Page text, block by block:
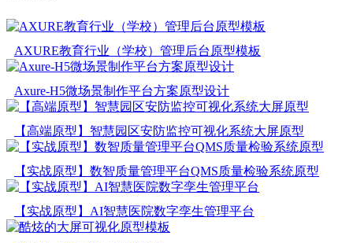
AXURE教育行业（学校）管理后台原型模板
Axure-H5微场景制作平台方案原型设计
【高端原型】智慧园区安防监控可视化系统大屏原型
【实战原型】数智质量管理平台QMS质量检验系统原型
【实战原型】AI智慧医院数字孪生管理平台